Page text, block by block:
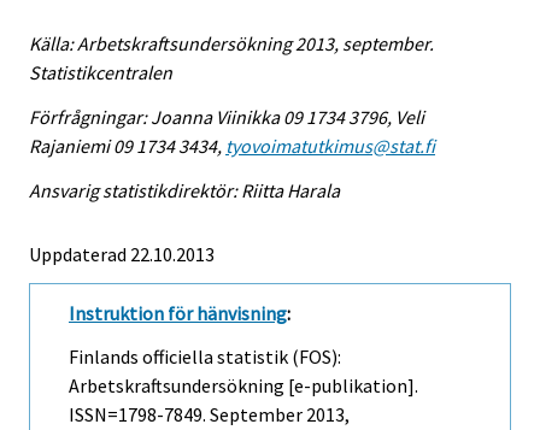
Källa: Arbetskraftsundersökning 2013, september.
Statistikcentralen
Förfrågningar: Joanna Viinikka 09 1734 3796, Veli
Rajaniemi 09 1734 3434, tyovoimatutkimus@stat.fi
Ansvarig statistikdirektör: Riitta Harala
Uppdaterad 22.10.2013
Instruktion för hänvisning:
Finlands officiella statistik (FOS):
Arbetskraftsundersökning [e-publikation].
ISSN=1798-7849. September 2013,